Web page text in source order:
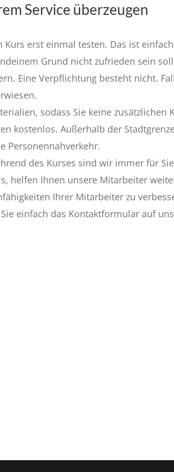
Service überzeugen
Kurs erst einmal testen. Das ist
Grund nicht zufrieden sein
Eine Verpflichtung besteht nicht.
sodass Sie keine zusätzlichen
kostenlos. Außerhalb der
Personennahverkehr.
des Kurses sind wir immer für
helfen Ihnen unsere Mitarbeiter
Ihrer Mitarbeiter zu
einfach das Kontaktformular auf